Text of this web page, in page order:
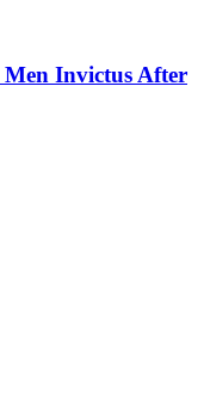
Men Invictus After